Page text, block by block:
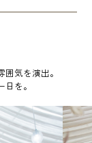
気を演出。
を。